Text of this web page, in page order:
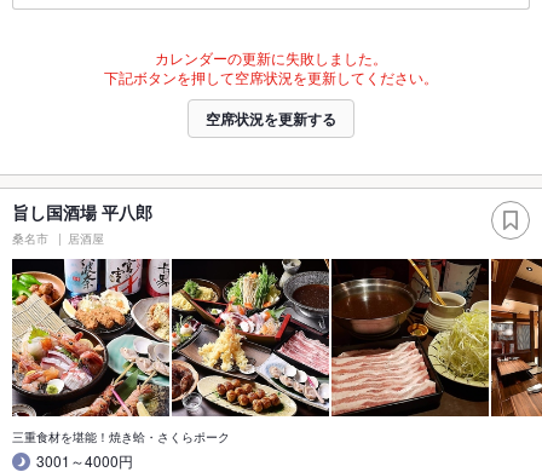
カレンダーの更新に失敗しました。
下記ボタンを押して空席状況を更新してください。
空席状況を更新する
旨し国酒場 平八郎
桑名市 居酒屋
三重食材を堪能！焼き蛤・さくらポーク
3001～4000円